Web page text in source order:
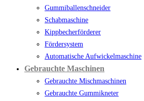
Gummiballenschneider
Schabmaschine
Kippbecherförderer
Fördersystem
Automatische Aufwickelmaschine
Gebrauchte Maschinen
Gebrauchte Mischmaschinen
Gebrauchte Gummikneter